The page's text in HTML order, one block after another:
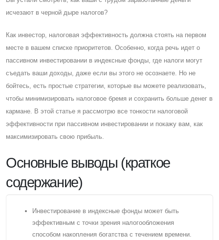
исчезают в черной дыре налогов?
Как инвестор, налоговая эффективность должна стоять на первом
месте в вашем списке приоритетов. Особенно, когда речь идет о
пассивном инвестировании в индексные фонды, где налоги могут
съедать ваши доходы, даже если вы этого не осознаете. Но не
бойтесь, есть простые стратегии, которые вы можете реализовать,
чтобы минимизировать налоговое бремя и сохранить больше денег в
кармане. В этой статье я рассмотрю все тонкости налоговой
эффективности при пассивном инвестировании и покажу вам, как
максимизировать свою прибыль.
Основные выводы (краткое
содержание)
Инвестирование в индексные фонды может быть
эффективным с точки зрения налогообложения
способом накопления богатства с течением времени.